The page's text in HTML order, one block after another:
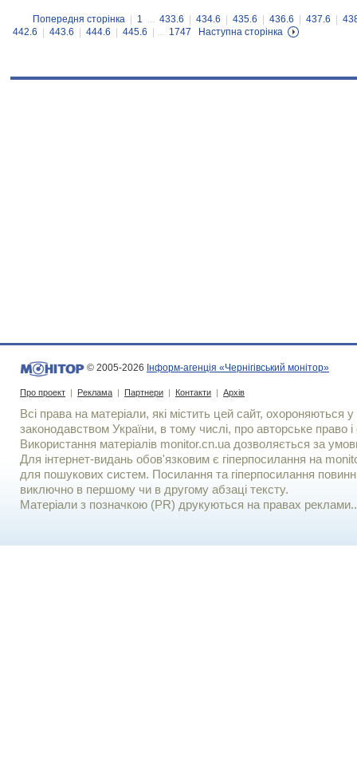
Попередня сторінка 1 ... 433.6 434.6 435.6 436.6 437.6
442.6
443.6 444.6 445.6 | ... 1747 Наступна сторінка
© 2005-2026 Інформ-агенція «Чернігівський монітор»
Про проект | Реклама | Партнери | Контакти | Архів
Всі права на матеріали, які містить цей сайт, охороняються у
законодавством України, в тому числі, про авторське право і
Використання матерiалiв monitor.cn.ua дозволяється за
Для iнтернет-видань обов'язковим є гiперпосилання на
для пошукових систем. Посилання та гіперпосилання
виключно в першому чи в другому абзаці тексту.
Матеріали з позначкою (PR) друкуються на правах реклами..